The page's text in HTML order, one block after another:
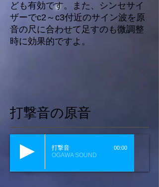
ども有効です。また、シンセサイ
ザーでc2～c3付近のサイン波を原
音の尺に合わせて足すのも微調整
時に効果的ですよ。
打撃音の原音
打撃音
OGAWA SOUND
00:00